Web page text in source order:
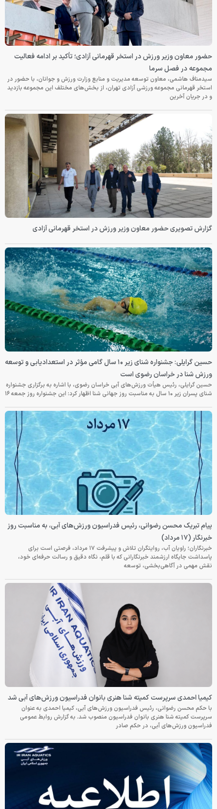
حضور معاون وزیر ورزش در استخر قهرمانی آزادی؛ تأکید بر ادامه فعالیت
مجموعه در فصل سرما
سیدمناف هاشمی، معاون توسعه مدیریت و منابع وزارت ورزش و جوانان، با حضور در
استخر قهرمانی مجموعه ورزشی آزادی تهران، از بخش‌های مختلف این مجموعه بازدید
و در جریان آخرین
گزارش تصویری حضور معاون وزیر ورزش در استخر قهرمانی آزادی
حسین گرایلی: جشنواره شنای زیر ۱۰ سال گامی مؤثر در استعدادیابی و توسعه
ورزش شنا در خراسان رضوی است
حسین گرایلی، رئیس هیأت ورزش‌های آبی خراسان رضوی، با اشاره به برگزاری جشنواره
شنای پسران زیر ۱۰ سال به مناسبت روز جهانی شنا اظهار کرد: این جشنواره روز جمعه‌ ۱۶
پیام تبریک محسن رضوانی، رئیس فدراسیون ورزش‌های آبی، به مناسبت روز
خبرنگار (۱۷ مرداد)
خبرنگاران؛ راویان آب، روایتگران تلاش و پیشرفت ۱۷ مرداد، فرصتی است برای
پاسداشت جایگاه ارزشمند خبرنگارانی که با قلم، نگاه دقیق و رسالت حرفه‌ای خود،
نقش مهمی در آگاهی‌بخشی، توسعه
کیمیا احمدی سرپرست کمیته شنا هنری بانوان فدراسیون ورزش‌های آبی شد
با حکم محسن رضوانی، رئیس فدراسیون ورزش‌های آبی، کیمیا احمدی به عنوان
سرپرست کمیته شنا هنری بانوان فدراسیون منصوب شد. به گزارش روابط عمومی
فدراسیون ورزش‌های آبی، در حکم صادر